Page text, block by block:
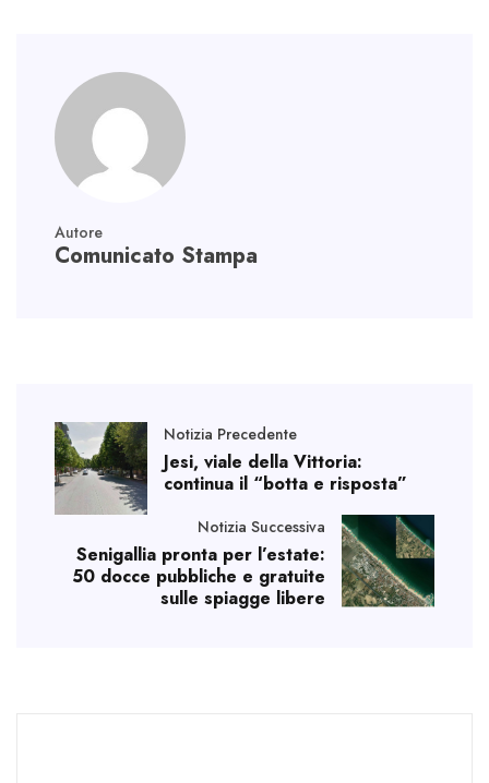
Autore
Comunicato Stampa
Notizia Precedente
Jesi, viale della Vittoria:
continua il “botta e risposta”
Notizia Successiva
Senigallia pronta per l’estate:
50 docce pubbliche e gratuite
sulle spiagge libere